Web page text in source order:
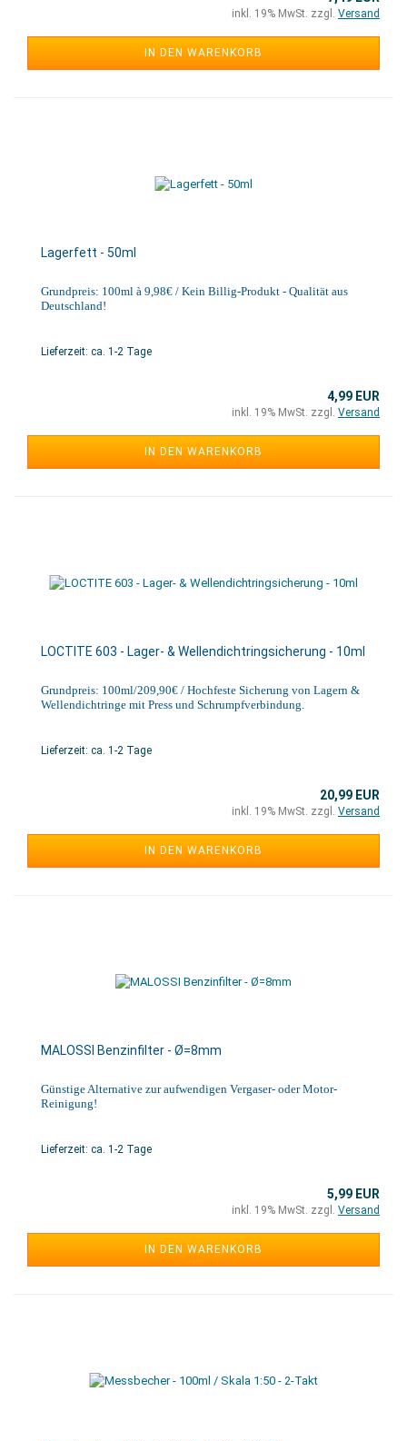
inkl. 19% MwSt. zzgl. Versand
IN DEN WARENKORB
Lagerfett - 50ml
Grundpreis: 100ml à 9,98€ / Kein Billig-Produkt - Qualität aus
Deutschland!
Lieferzeit: ca. 1-2 Tage
4,99 EUR
inkl. 19% MwSt. zzgl. Versand
IN DEN WARENKORB
LOCTITE 603 - Lager- & Wellendichtringsicherung - 10ml
Grundpreis: 100ml/209,90€ / Hochfeste Sicherung von Lagern &
Wellendichtringe mit Press und Schrumpfverbindung.
Lieferzeit: ca. 1-2 Tage
20,99 EUR
inkl. 19% MwSt. zzgl. Versand
IN DEN WARENKORB
MALOSSI Benzinfilter - Ø=8mm
Günstige Alternative zur aufwendigen Vergaser- oder Motor-
Reinigung!
Lieferzeit: ca. 1-2 Tage
5,99 EUR
inkl. 19% MwSt. zzgl. Versand
IN DEN WARENKORB